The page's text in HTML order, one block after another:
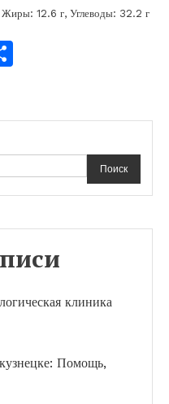
Жиры: 12.6 г, Углеводы: 32.2 г
Поиск
клиника
Помощь,